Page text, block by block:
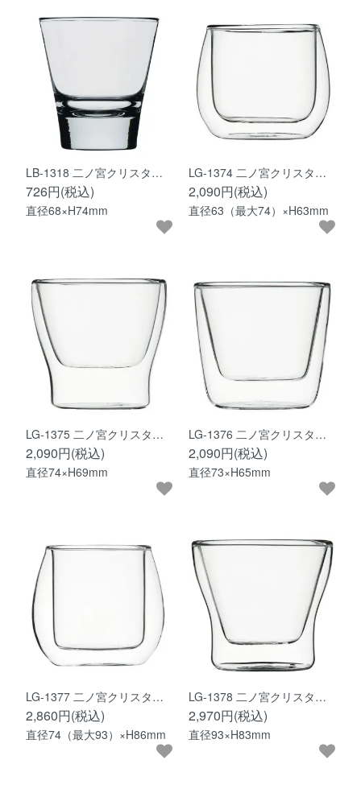
LB-1318 二ノ宮クリスタ…
726円(税込)
直径68×H74mm
LG-1374 二ノ宮クリスタ…
2,090円(税込)
直径63（最大74）×H63mm
LG-1375 二ノ宮クリスタ…
2,090円(税込)
直径74×H69mm
LG-1376 二ノ宮クリスタ…
2,090円(税込)
直径73×H65mm
LG-1377 二ノ宮クリスタ…
2,860円(税込)
直径74（最大93）×H86mm
LG-1378 二ノ宮クリスタ…
2,970円(税込)
直径93×H83mm